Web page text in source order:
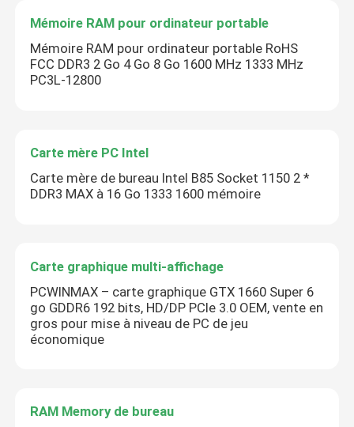
Mémoire RAM pour ordinateur portable
Mémoire RAM pour ordinateur portable RoHS
FCC DDR3 2 Go 4 Go 8 Go 1600 MHz 1333 MHz
PC3L-12800
Carte mère PC Intel
Carte mère de bureau Intel B85 Socket 1150 2 *
DDR3 MAX à 16 Go 1333 1600 mémoire
Carte graphique multi-affichage
PCWINMAX – carte graphique GTX 1660 Super 6
go GDDR6 192 bits, HD/DP PCIe 3.0 OEM, vente en
gros pour mise à niveau de PC de jeu
économique
RAM Memory de bureau